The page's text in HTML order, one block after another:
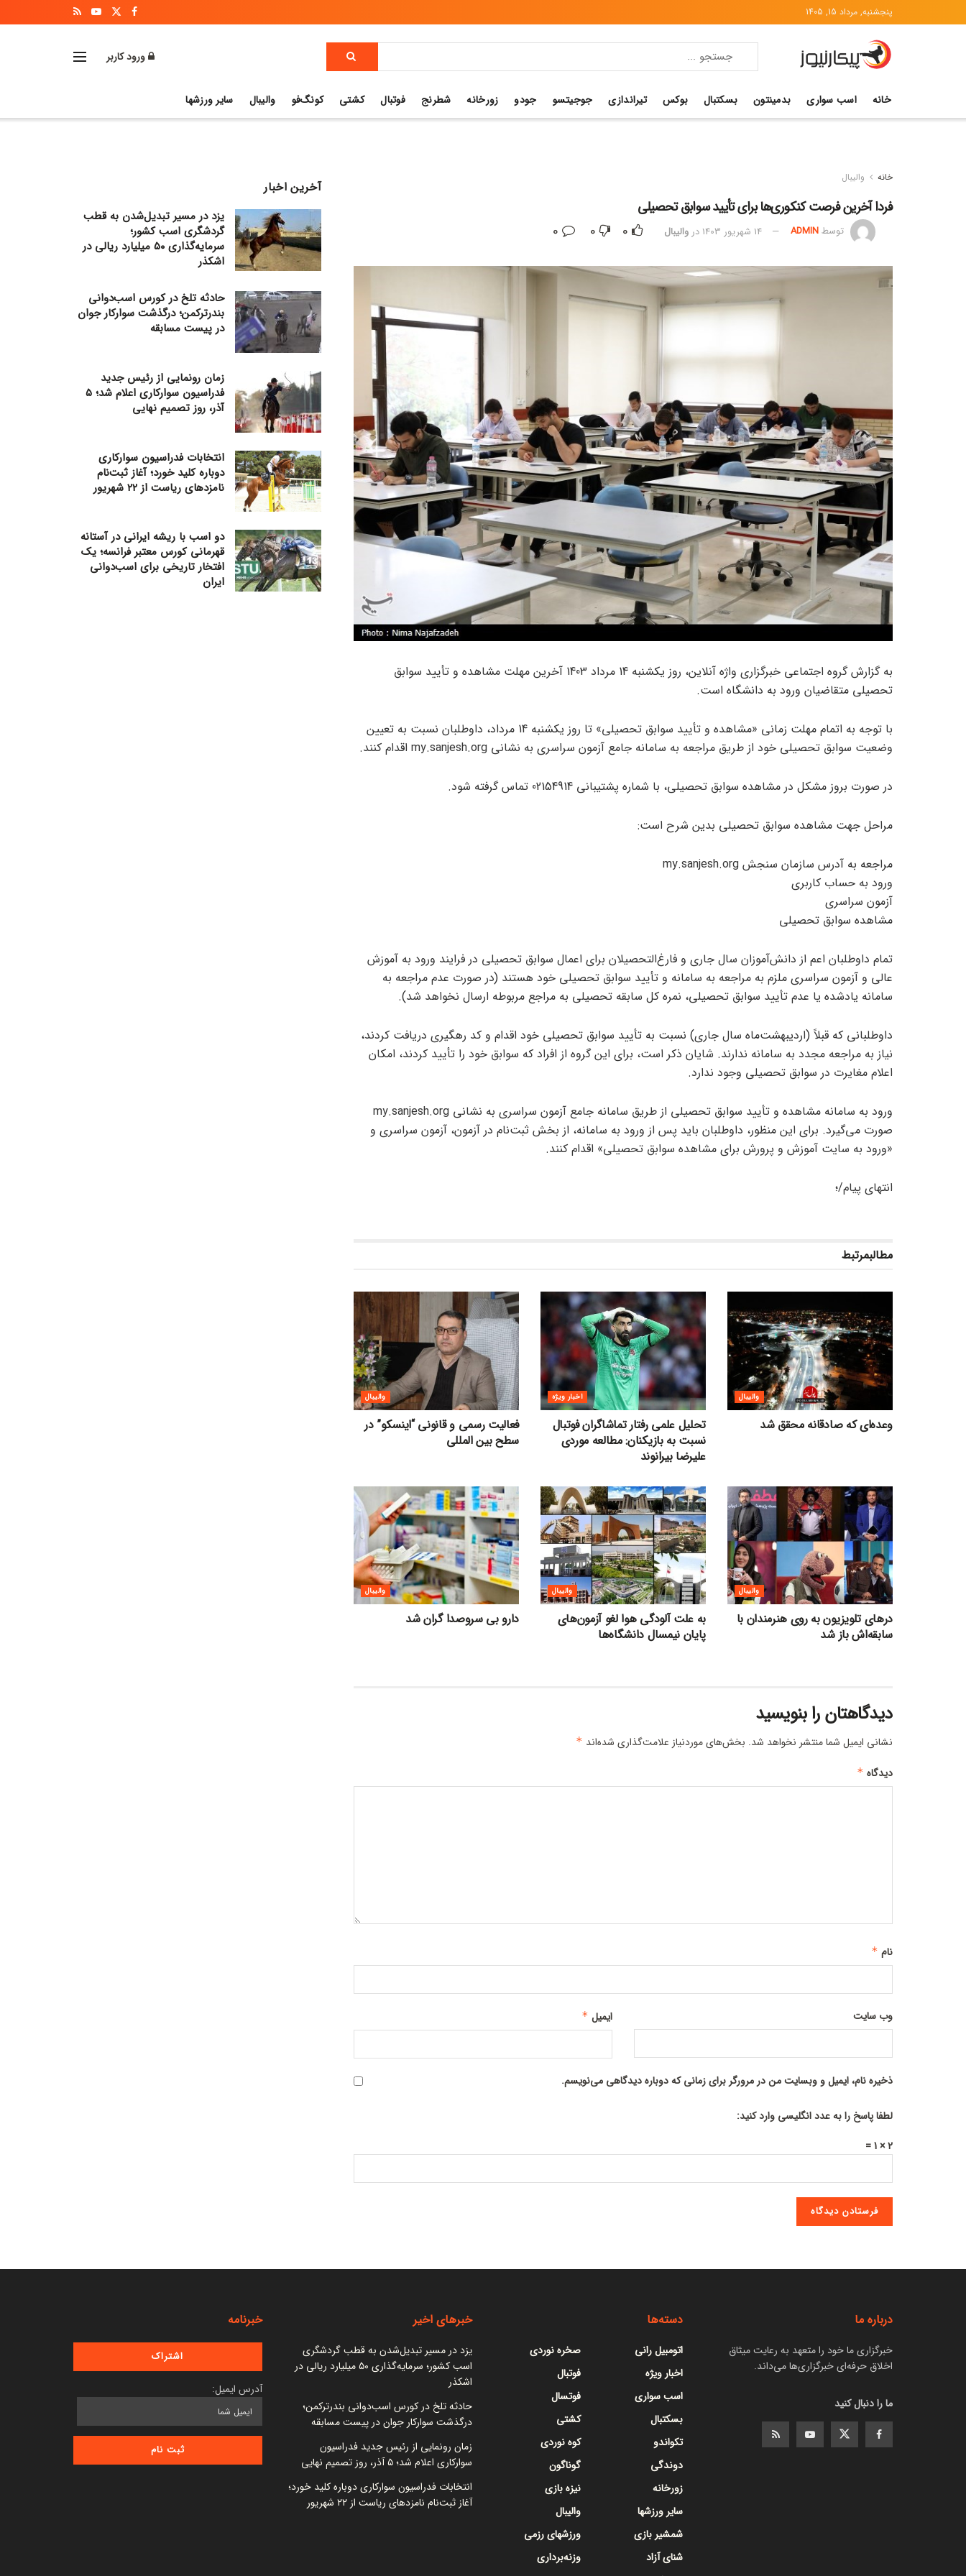
پنجشنبه, مرداد 15, 1405
ورود کاربر
خانه اسب سواری بدمینتون بسکتبال بوکس تیراندازی جوجیتسو جودو زورخانه شطرنج فوتبال کشتی کونگ‌فو والیبال سایر ورزشها
خانه والیبال
فردا آخرین فرصت کنکوری‌ها برای تأیید سوابق تحصیلی
توسطADMIN 14 شهریور 1403 در والیبال 0
0
به گزارش گروه اجتماعی خبرگزاری واژه آنلاین، روز یکشنبه 14 مرداد 1403 آخرین مهلت مشاهده و تأیید سوابق
تحصیلی متقاضیان ورود به دانشگاه است.
با توجه به اتمام‌ مهلت‌ زمانی «مشاهده و تأیید سوابق تحصیلی» تا روز یکشنبه 14 مرداد، داوطلبان نسبت به تعیین
وضعیت سوابق تحصیلی خود از طریق مراجعه به سامانه جامع آزمون سراسری به نشانی my.sanjesh.org اقدام کنند.
در صورت بروز مشکل در مشاهده سوابق تحصیلی، با شماره پشتیبانی 02154914 تماس گرفته شود.
مراحل جهت مشاهده سوابق تحصیلی بدین شرح است:
مراجعه به آدرس سازمان سنجش my.sanjesh.org
ورود به حساب کاربری
آزمون سراسری
مشاهده سوابق تحصیلی
تمام داوطلبان اعم از دانش‌آموزان سال جاری و فارغ‌التحصیلان برای اعمال سوابق تحصیلی در فرایند ورود به آموزش
عالی و آزمون سراسری ملزم به مراجعه به سامانه و تأیید سوابق تحصیلی خود هستند (در صورت عدم مراجعه به
سامانه یادشده یا عدم تأیید سوابق تحصیلی، نمره کل سابقه تحصیلی به مراجع مربوطه ارسال نخواهد شد).
داوطلبانی که قبلاً (اردیبهشت‌ماه سال جاری) نسبت به تأیید سوابق تحصیلی خود اقدام و کد رهگیری دریافت کردند،
نیاز به مراجعه مجدد به سامانه ندارند. شایان ذکر است، برای این گروه از افراد که سوابق خود را تأیید کردند، امکان
اعلام مغایرت در سوابق تحصیلی وجود ندارد.
ورود به سامانه مشاهده و تأیید سوابق تحصیلی از طریق سامانه جامع آزمون سراسری به نشانی my.sanjesh.org
صورت می‌گیرد. برای این منظور، داوطلبان باید پس از ورود به سامانه، از بخش ثبت‌نام در آزمون، آزمون سراسری و
«ورود به سایت آموزش و پرورش برای مشاهده سوابق تحصیلی» اقدام کنند.
انتهای پیام/؛
مطالبمرتبط
والیبال
وعده‌ای که صادقانه محقق شد
اخبار ویژه
تحلیل علمی رفتار تماشاگران فوتبال
نسبت به بازیکنان: مطالعه موردی
علیرضا بیرانوند
والیبال
فعالیت رسمی و قانونی “اینسکو” در
سطح بین المللی
والیبال
درهای تلویزیون به روی هنرمندان با
سابقه‌اش باز شد
والیبال
به علت آلودگی هوا لغو آزمون‌های
پایان نیمسال دانشگاه‌ها
والیبال
دارو بی سروصدا گران شد
دیدگاهتان را بنویسید
نشانی ایمیل شما منتشر نخواهد شد. بخش‌های موردنیاز علامت‌گذاری شده‌اند *
دیدگاه *
نام *
ایمیل * وب‌ سایت
ذخیره نام، ایمیل و وبسایت من در مرورگر برای زمانی که دوباره دیدگاهی می‌نویسم.
لطفا پاسخ را به عدد انگلیسی وارد کنید:
2 × 1 =
آخرین اخبار
یزد در مسیر تبدیل‌شدن به قطب
گردشگری اسب کشور؛
سرمایه‌گذاری ۵۰ میلیارد ریالی در
اشکذر
حادثه تلخ در کورس اسب‌دوانی
بندرترکمن؛ درگذشت سوارکار جوان
در پیست مسابقه
زمان رونمایی از رئیس جدید
فدراسیون سوارکاری اعلام شد؛ ۵
آذر، روز تصمیم نهایی
انتخابات فدراسیون سوارکاری
دوباره کلید خورد؛ آغاز ثبت‌نام
نامزدهای ریاست از ۲۲ شهریور
دو اسب با ریشه ایرانی در آستانه
قهرمانی کورس معتبر فرانسه؛ یک
افتخار تاریخی برای اسب‌دوانی
ایران
درباره ما
خبرگزاری ما خود را متعهد به رعایت میثاق
اخلاق حرفه‌ای خبرگزاری‌ها می‌داند.
ما را دنبال کنید
دسته‌ها
اتومبیل رانی
اخبار ویژه
اسب سواری
بسکتبال
تکواندو
دوندگی
زورخانه
سایر ورزشها
شمشیر بازی
شنای آزاد
صخره نوردی
فوتبال
فوتسال
کشتی
کوه نوردی
گوناگون
نیزه بازی
والیبال
ورزشهای رزمی
وزنه‌برداری
خبرهای اخیر
یزد در مسیر تبدیل‌شدن به قطب گردشگری
اسب کشور؛ سرمایه‌گذاری ۵۰ میلیارد ریالی در
اشکذر
حادثه تلخ در کورس اسب‌دوانی بندرترکمن؛
درگذشت سوارکار جوان در پیست مسابقه
زمان رونمایی از رئیس جدید فدراسیون
سوارکاری اعلام شد؛ ۵ آذر، روز تصمیم نهایی
انتخابات فدراسیون سوارکاری دوباره کلید خورد؛
آغاز ثبت‌نام نامزدهای ریاست از ۲۲ شهریور
خبرنامه
آدرس ایمیل: